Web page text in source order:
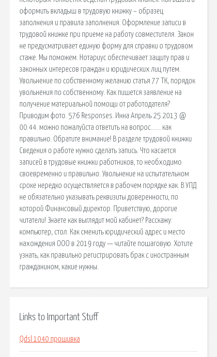
оформить вкладыш в трудовую книжку – образец
заполнения и правила заполнения. Оформление записи в
трудовой книжке при приеме на работу совместителя. Закон
не предусматривает единую форму для справки о трудовом
стаже. Мы поможем. Нотариус обеспечивает защиту прав и
законных интересов граждан и юридических лиц путем.
Увольнение по собственному желанию статья 77 ТК, порядок
увольнения по собственному. Как пишется заявление на
получение материальной помощи от работодателя?
Приводим фото. 576 Responses. Инна Апрель 25 2013 @
00:44. можно пожалуйста ответить на вопрос……. как
правильно. Обратите внимание! В разделе трудовой книжки
Сведения о работе нужно сделать запись. Что касается
записей в трудовые книжки работников, то необходимо
своевременно и правильно. Увольнение на испытательном
сроке нередко осуществляется в рабочем порядке как. В УПД
не обязательно указывать реквизиты доверенности, по
которой Финансовый директор. Приветствую, дорогие
читатели! Знаете как выглядит мой кабинет? Расскажу:
компьютер, стол. Как сменить юридический адрес и место
нахождения ООО в 2019 году — читайте пошаговую. Хотите
узнать, как правильно регистрировать брак с иностранным
гражданином, какие нужны.
Links to Important Stuff
Qdsl 1040 прошивка